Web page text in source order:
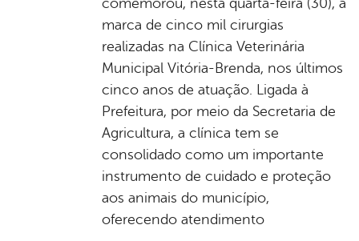
marca de cinco mil cirurgias
realizadas na Clínica Veterinária
Municipal Vitória-Brenda, nos últimos
cinco anos de atuação. Ligada à
Prefeitura, por meio da Secretaria de
Agricultura, a clínica tem se
consolidado como um importante
instrumento de cuidado e proteção
aos animais do município,
oferecendo atendimento